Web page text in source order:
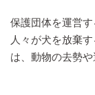
保護団体を運営
人々が犬を放棄
は、動物の去勢や